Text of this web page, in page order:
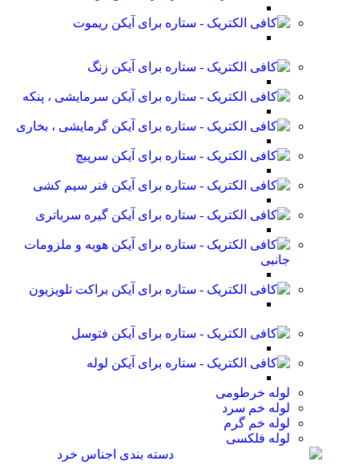
ریموت
زنگ
سرمایشی ، پنکه
گرمایشی ، بخاری
سرپیچ
فنر سیم کشی
گیره سرباتری
هویه و ملزومات
جانبی
براکت تلویزیون
فتوسل
لوله
لوله خرطومی
لوله خم سرد
لوله خم گرم
لوله فلکسی